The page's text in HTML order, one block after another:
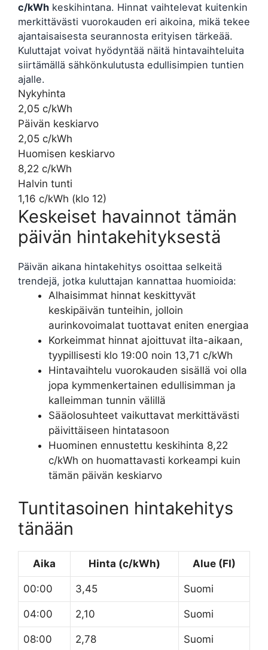
c/kWh keskihintana. Hinnat vaihtelevat kuitenkin
merkittävästi vuorokauden eri aikoina, mikä tekee
ajantaisaisesta seurannosta erityisen tärkeää.
Kuluttajat voivat hyödyntää näitä hintavaihteluita
siirtämällä sähkönkulutusta edullisimpien tuntien
ajalle.
Nykyhinta
2,05 c/kWh
Päivän keskiarvo
2,05 c/kWh
Huomisen keskiarvo
8,22 c/kWh
Halvin tunti
1,16 c/kWh (klo 12)
Keskeiset havainnot tämän
päivän hintakehityksestä
Päivän aikana hintakehitys osoittaa selkeitä
trendejä, jotka kuluttajan kannattaa huomioida:
Alhaisimmat hinnat keskittyvät
keskipäivän tunteihin, jolloin
aurinkovoimalat tuottavat eniten energiaa
Korkeimmat hinnat ajoittuvat ilta-aikaan,
tyypillisesti klo 19:00 noin 13,71 c/kWh
Hintavaihtelu vuorokauden sisällä voi olla
jopa kymmenkertainen edullisimman ja
kalleimman tunnin välillä
Sääolosuhteet vaikuttavat merkittävästi
päivittäiseen hintatasoon
Huominen ennustettu keskihinta 8,22
c/kWh on huomattavasti korkeampi kuin
tämän päivän keskiarvo
Tuntitasoinen hintakehitys
tänään
Aika Hinta (c/kWh) Alue (FI)
00:00 3,45 Suomi
04:00 2,10 Suomi
08:00 2,78 Suomi